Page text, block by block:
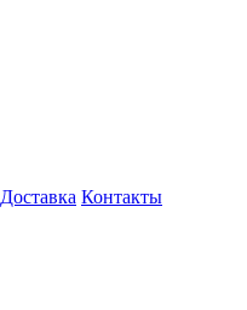
Доставка Контакты